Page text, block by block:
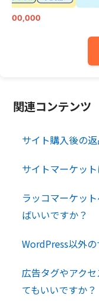
関連コンテンツ
サイト購入後の
サイトマーケッ
ラッコマーケッ
ばいいですか？
WordPress以外
広告タグやアク
てもいいですか？